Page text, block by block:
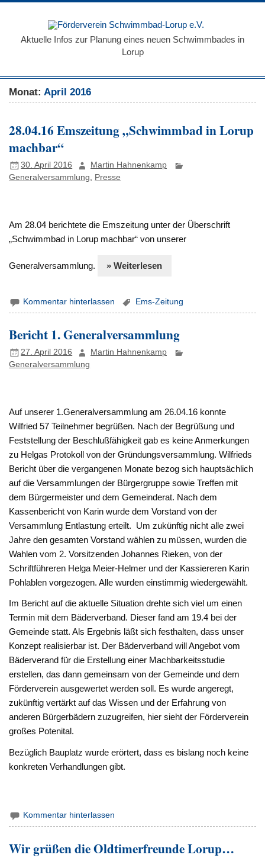
Zum
Aktuelle Infos zur Planung eines neuen Schwimmbades in
Lorup
Monat:April 2016
28.04.16 Emszeitung „Schwimmbad in Lorup
machbar“
30. April 2016
Martin Hahnenkamp
Generalversammlung
Presse
Am 28.04 berichtete die Emszeitung unter der Überschrift
„Schwimmbad in Lorup machbar“ von unserer
Generalversammlung. » Weiterlesen
Kommentar hinterlassen Ems-Zeitung
Bericht 1. Generalversammlung
27. April 2016
Martin Hahnenkamp
Generalversammlung
Auf unserer 1.Generalversammlung am 26.04.16 konnte
Wilfried 57 Teilnehmer begrüßen. Nach der Begrüßung und
Feststellung der Beschlußfähigkeit gab es keine Anmerkungen
zu Helgas Protokoll von der Gründungsversammlung. Wilfrieds
Bericht über die vergangenen Monate bezog sich hauptsächlich
auf die Versammlungen der Bürgergruppe sowie Treffen mit
dem Bürgermeister und dem Gemeinderat. Nach dem
Kassenbericht von Karin wurde dem Vorstand von der
Versammlung Entlastung erteilt. Um zukünftig nicht alle zwei
Jahre den gesamten Vorstand wählen zu müssen, wurden die
Wahlen vom 2. Vorsitzenden Johannes Rieken, von der
Schriftführeren Helga Meier-Helmer und der Kassiereren Karin
Pohlablen vorgezogen. Alle wurden einstimmig wiedergewählt.
Im Bericht auf die aktuelle Situation drehte sich viel um einen
Termin mit dem Bäderverband. Dieser fand am 19.4 bei der
Gemeinde statt. Als Ergebnis läßt sich festhalten, dass unser
Konzept realisierbar ist. Der Bäderverband will Angebot vom
Bäderverand für die Erstellung einer Machbarkeitsstudie
erstellen, das dann gemeinsam von der Gemeinde und dem
Förderverein ausgewertet werden soll. Es wurde angeregt,
zukünftig vertärkt auf das Wissen und der Erfahrung von
anderen Bürgerbädern zuzugreifen, hier sieht der Förderverein
großes Potenital.
Bezüglich Bauplatz wurde erörtert, dass es bislang noch keine
konkreten Verhandlungen gibt.
Kommentar hinterlassen
Wir grüßen die Oldtimerfreunde Lorup…